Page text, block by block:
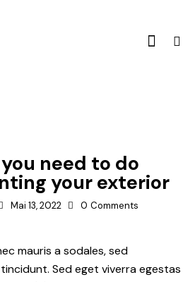
need to do
your exterior
Mai 13, 2022 0 Comments
mauris a sodales, sed
Sed eget viverra egestas